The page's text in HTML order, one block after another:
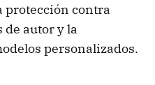
protección contra
autor y la
personalizados.